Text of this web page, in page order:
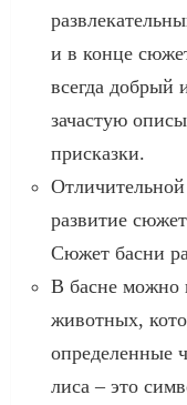
и в конце
всегда добрый
зачастую
присказки.
Отличительной
развитие
Сюжет басни
В басне можно
животных,
определенные
лиса – это